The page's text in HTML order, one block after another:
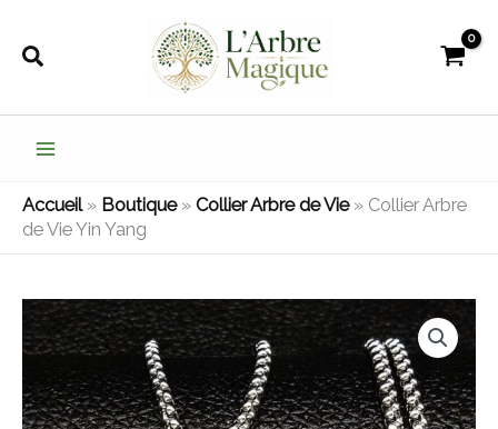
Rechercher
Accueil» Boutique» Collier Arbre de Vie» Collier Arbre
de Vie Yin Yang
quantité
de
Collier
Arbre